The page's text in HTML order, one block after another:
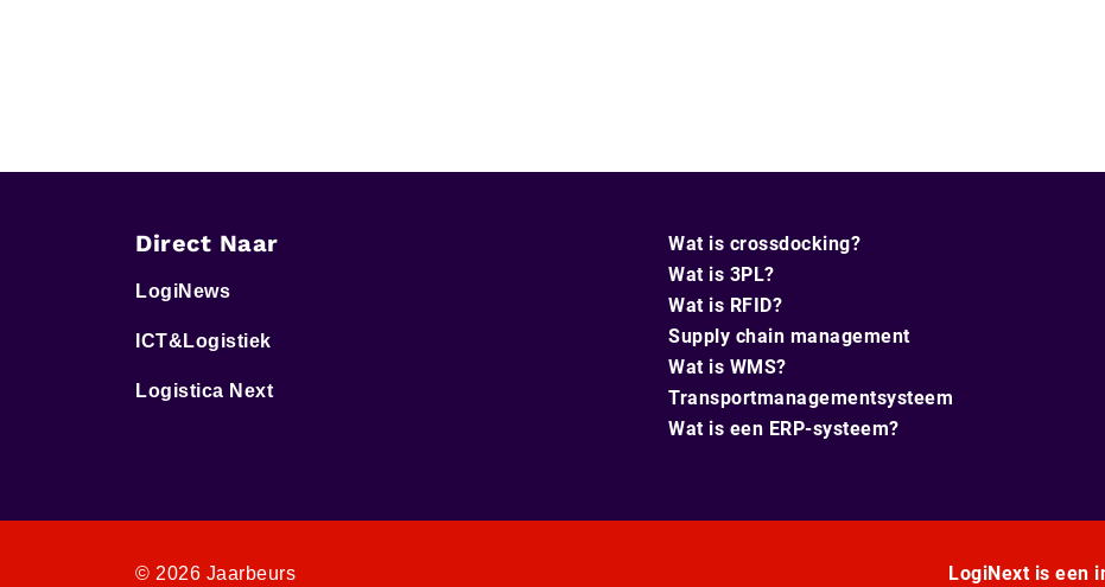
Direct Naar
LogiNews
ICT&Logistiek
Logistica Next
Wat is crossdocking?
Wat is 3PL?
Wat is RFID?
Supply chain management
Wat is WMS?
Transportmanagementsysteem
Wat is een ERP-systeem?
© 2026 Jaarbeurs LogiNext is een